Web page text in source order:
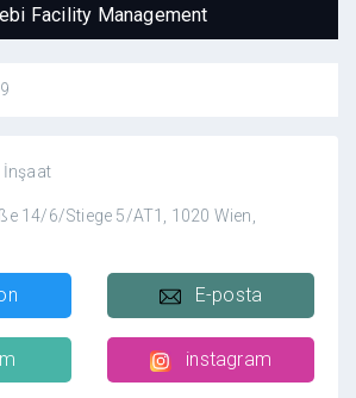
Facility Management
İnşaat
14/6/Stiege 5/AT1, 1020 Wien,
E-posta
instagram